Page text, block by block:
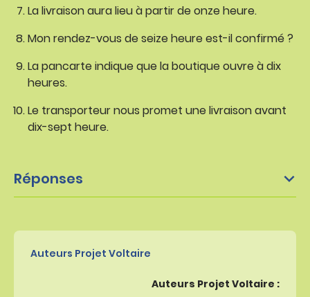
La livraison aura lieu à partir de onze heure.
Mon rendez-vous de seize heure est-il confirmé ?
La pancarte indique que la boutique ouvre à dix
heures.
Le transporteur nous promet une livraison avant
dix-sept heure.
Réponses
Auteurs Projet Voltaire
Auteurs Projet Voltaire :